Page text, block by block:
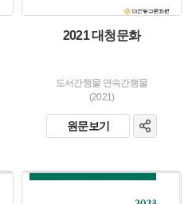
2021 대청문화
도서간행물 연속간행물
(2021)
원문보기